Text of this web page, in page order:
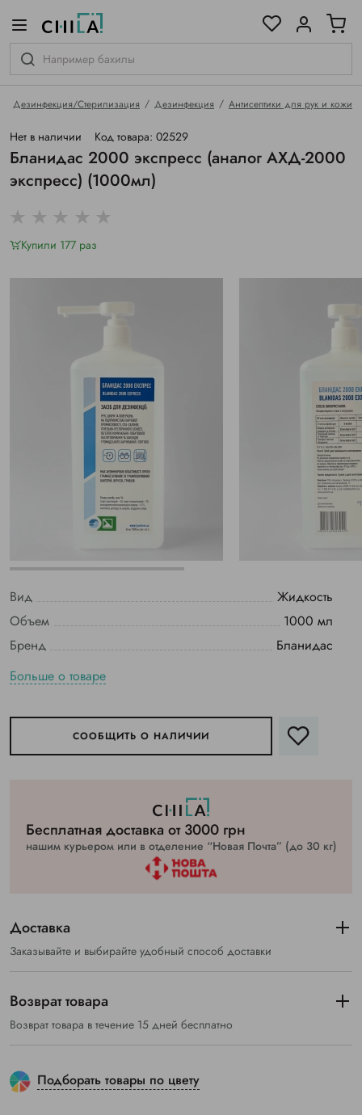
Дезинфекция/Стерилизация Дезинфекция Антисептики для рук и кожи
Нет в наличии Код товара: 02529
Бланидас 2000 экспресс (аналог АХД-2000
экспресс) (1000мл)
Купили 177 раз
Вид
Жидкость
Объем
1000 мл
Бренд
Бланидас
Больше о товаре
СООБЩИТЬ О НАЛИЧИИ
Бесплатная доставка от 3000 грн
нашим курьером или в отделение “Новая Почта” (до 30 кг)
Доставка
Заказывайте и выбирайте удобный способ доставки
Возврат товара
Возврат товара в течение 15 дней бесплатно
Подборать товары по цвету
гамме